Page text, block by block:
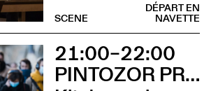
DÉPART EN
NAVETTE
SCENE
21:00–22:00
PINTOZOR PROD. ET MARION THOMAS